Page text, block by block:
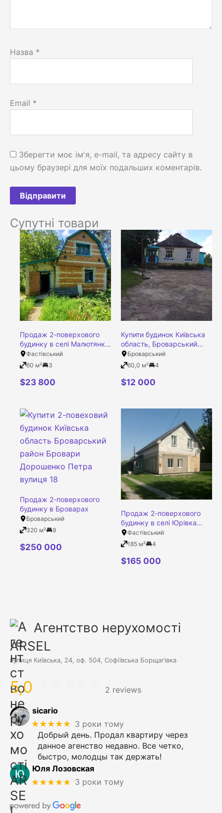
Назва *
Email *
Зберегти моє ім'я, e-mail, та адресу сайту в
цьому браузері для моїх подальших коментарів.
Супутні товари
Продаж 2-поверхового
будинку в селі Малютянка
Фастівський район
Київська область
Фастівський
60 м²
3
$23 800
Купити будинок Київська
область, Броварський
район, селище Калита,
Набережна вулиця, 5
Броварський
60,0 м²
4
$12 000
Продаж 2-поверхового
будинку в Броварах
Броварський
320 м²
9
$250 000
Продаж 2-поверхового
будинку в селі Юрівка
Фастівський район
Київська область
Фастівський
185 м²
4
$165 000
Агентство нерухомості
ARSEL
вулиця Київська, 24, оф. 504, Софіївська Борщагівка
5,0 2 reviews
sicario
★★★★★ 3 роки тому
Добрый день. Продал квартиру через
данное агенство недавно. Все четко,
быстро, молодцы так держать!
Юля Лозовская
★★★★★ 3 роки тому